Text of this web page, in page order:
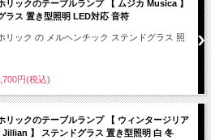
リックのテーブルランプ 【 ムジカ Musica 】
ラス 置き型照明 LED対応 音符
リック の メルヘンチック ステンドグラス 照
円(税込)
リックのテーブルランプ 【 ウィンタージリア
Jillian 】 ステンドグラス 置き型照明 白 冬